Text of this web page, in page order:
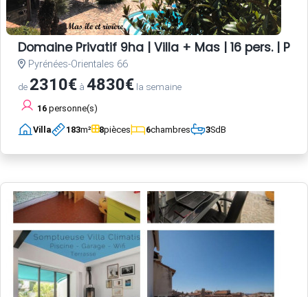
Domaine Privatif 9ha | Villa + Mas | 16 pers. |
Pyrénées-Orientales 66
de 2310€ à 4830€ la semaine
16 personne(s)
Villa 183m² 8pièces 6chambres 3SdB